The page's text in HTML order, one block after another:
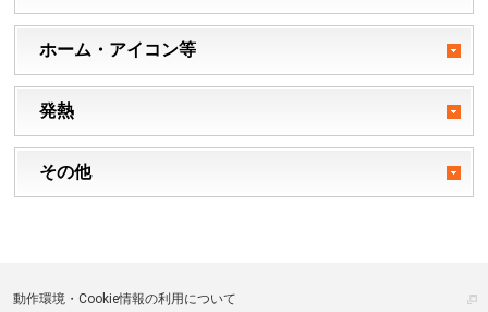
ホーム・アイコン等
発熱
その他
動作環境・Cookie情報の利用について